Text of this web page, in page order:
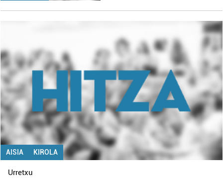
AISIA KIROLA
Urretxu